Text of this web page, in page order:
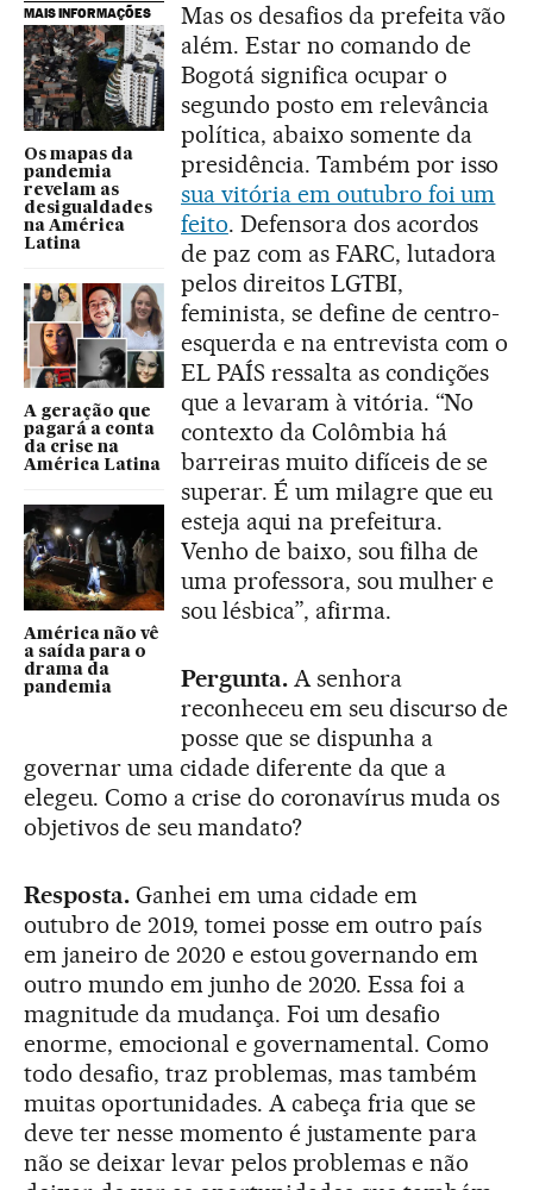
MAIS INFORMAÇÕES
Os mapas da
pandemia
revelam as
desigualdades
na América
Latina
A geração que
pagará a conta
da crise na
América Latina
América não vê
a saída para o
drama da
pandemia
Mas os desafios da prefeita vão
além. Estar no comando de
Bogotá significa ocupar o
segundo posto em relevância
política, abaixo somente da
presidência. Também por isso
sua vitória em outubro foi um
feito. Defensora dos acordos
de paz com as FARC, lutadora
pelos direitos LGTBI,
feminista, se define de centro-
esquerda e na entrevista com o
EL PAÍS ressalta as condições
que a levaram à vitória. “No
contexto da Colômbia há
barreiras muito difíceis de se
superar. É um milagre que eu
esteja aqui na prefeitura.
Venho de baixo, sou filha de
uma professora, sou mulher e
sou lésbica”, afirma.
Pergunta.A senhora
reconheceu em seu discurso de
posse que se dispunha a
governar uma cidade diferente da que a
elegeu. Como a crise do coronavírus muda os
objetivos de seu mandato?
Resposta.Ganhei em uma cidade em
outubro de 2019, tomei posse em outro país
em janeiro de 2020 e estou governando em
outro mundo em junho de 2020. Essa foi a
magnitude da mudança. Foi um desafio
enorme, emocional e governamental. Como
todo desafio, traz problemas, mas também
muitas oportunidades. A cabeça fria que se
deve ter nesse momento é justamente para
não se deixar levar pelos problemas e não